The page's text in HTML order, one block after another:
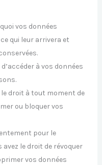
vos données
qui leur arrivera et
à vos données
droit à tout moment de
ou bloquer vos
pour le
le droit de révoquer
vos données